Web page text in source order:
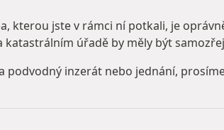
kterou jste v rámci ní potkali, je
úřadě by měly být
podvodný inzerát nebo jednání,